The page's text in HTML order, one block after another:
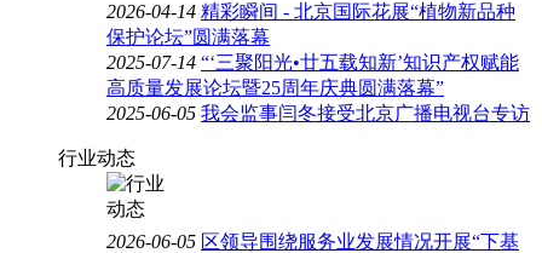
2026-04-14 精彩瞬间 - 北京国际花展“植物新品种
保护论坛”圆满落幕
2025-07-14 “‘三聚阳光•廿五载知新’知识产权赋能
高质量发展论坛暨25周年庆典圆满落幕”
2025-06-05 我会监事闫冬接受北京广播电视台专访
行业动态
2026-06-05 区领导围绕服务业发展情况开展“下基